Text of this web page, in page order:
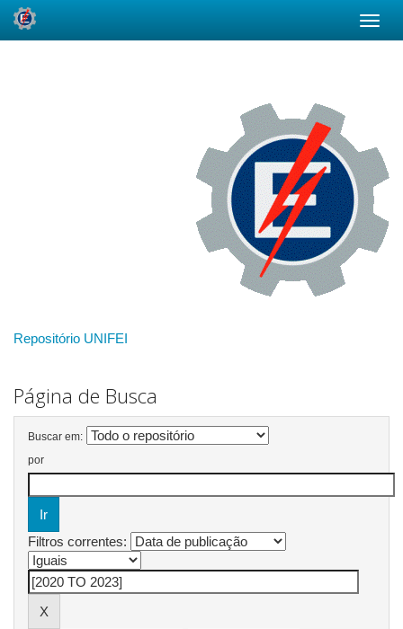
Repositório UNIFEI
Página de Busca
Buscar em:
por
Filtros correntes: